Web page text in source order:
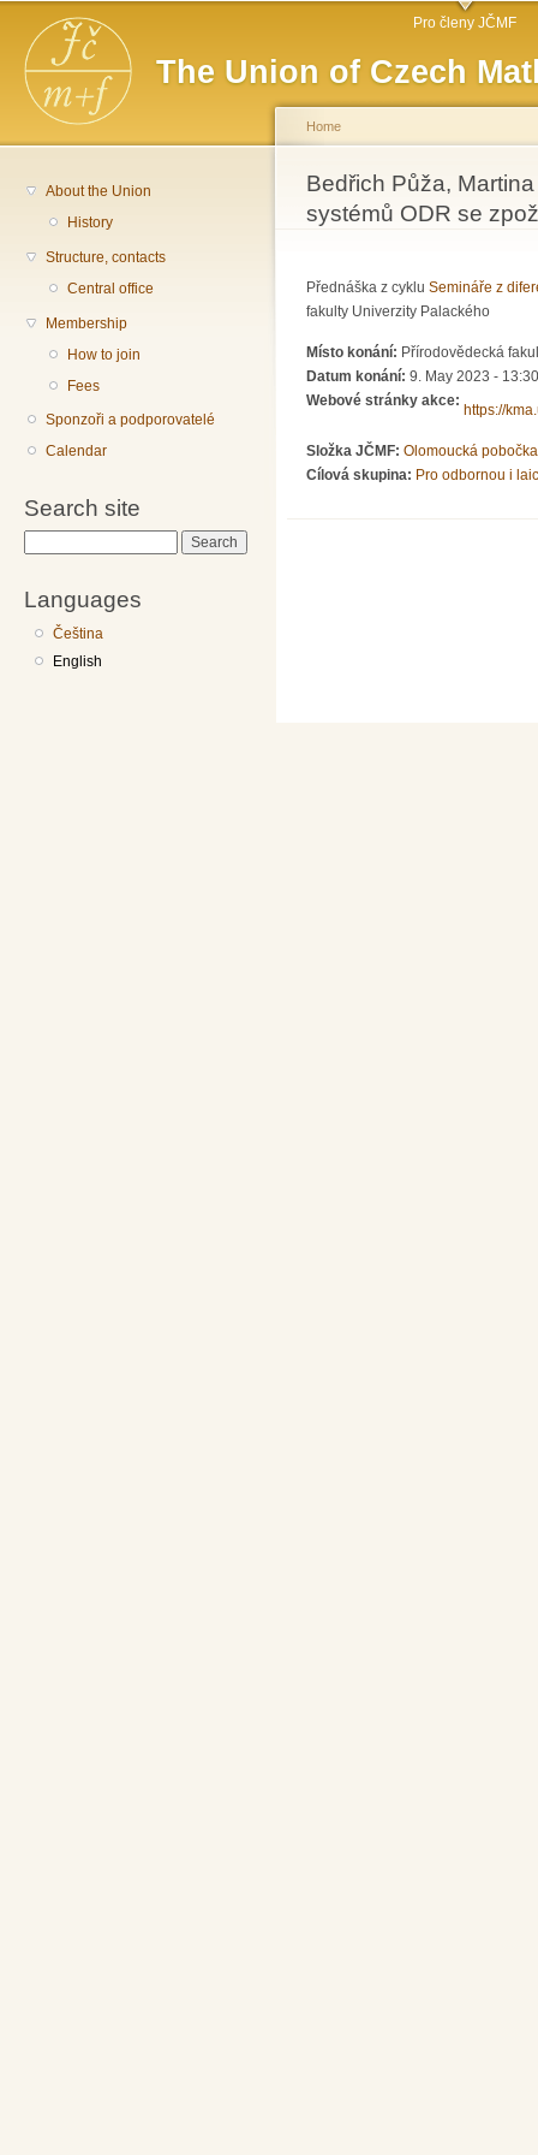
The Union of Czech
Main menu Pro členy JČMF
About the Union
History
Structure, contacts
Central office
Membership
How to join
Fees
Sponzoři a podporovatelé
Calendar
Search site
Languages
Čeština
English
You are here
Home
Bedřich Půža,
systémů ODR se
Přednáška z cyklu Semináře z
fakulty Univerzity Palackého
Místo konání: Přírodovědecká
Datum konání: 9. May 2023 - 13:30
Webové stránky akce:
https://
Složka JČMF: Olomoucká pobočka
Cílová skupina: Pro odbornou i